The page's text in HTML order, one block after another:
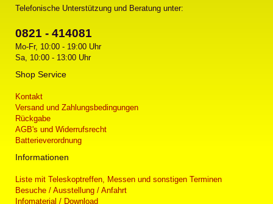
Telefonische Unterstützung und Beratung unter:
0821 - 414081
Mo-Fr, 10:00 - 19:00 Uhr
Sa, 10:00 - 13:00 Uhr
Shop Service
Kontakt
Versand und Zahlungsbedingungen
Rückgabe
AGB's und Widerrufsrecht
Batterieverordnung
Informationen
Liste mit Teleskoptreffen, Messen und sonstigen Terminen
Besuche / Ausstellung / Anfahrt
Infomaterial / Download